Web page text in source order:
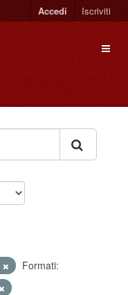
Accedi Iscriviti
Formati: